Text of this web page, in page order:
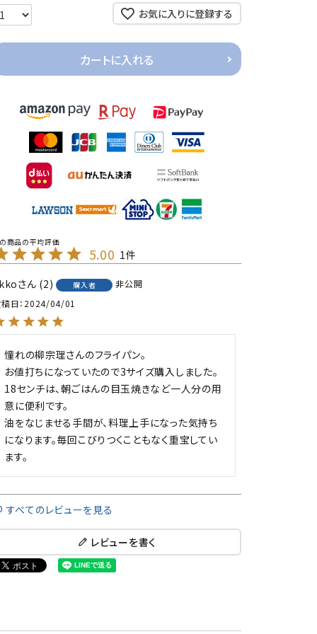
お気に入りに登録する
カートに入れる
5.00 1
2 購入者
非公開
日 2024/04/01
憧れの柳宗理さんのフライパン。
お値打ちになっていたので3サイズ購入しました。
18センチは、朝ごはんの目玉焼きなど一人分の用
意に便利です。
油をなじませる手間が、料理上手になった気持ち
になります。毎回こびりつくこともなく重宝してい
ます。
すべてのレビューを見る
レビューを書く